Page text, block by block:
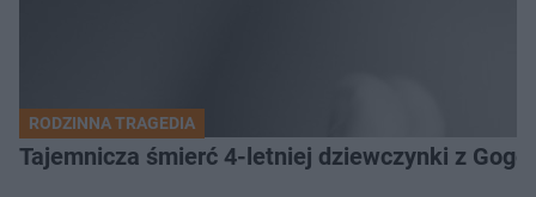
RODZINNA TRAGEDIA
Tajemnicza śmierć 4-letniej dziewczynki z